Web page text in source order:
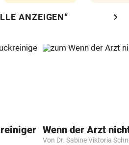
ANZEIGEN“ chevron_right
Von Dr. Sabine Viktoria